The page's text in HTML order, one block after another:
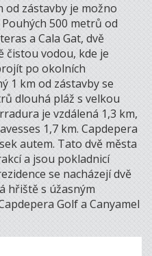
od zástavby je možno
500 metrů od
a Cala Gat, dvě
čistou vodou, kde je
po okolních
1 km od zástavby se
dlouhá pláž s velkou
je vzdálená 1,3 km,
1,7 km. Capdepera
autem. Tato dvě města
a jsou pokladnicí
se nacházejí dvě
hřiště s úžasným
Golf a Canyamel